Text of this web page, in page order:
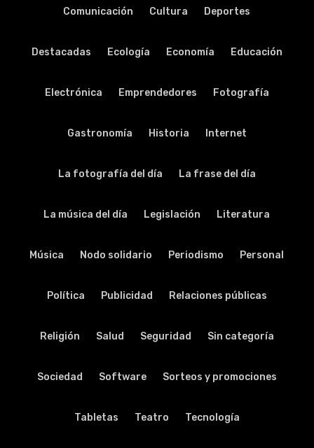
Comunicación Cultura Deportes
Destacadas Ecología Economía Educación
Electrónica Emprendedores Fotografía
Gastronomía Historia Internet
La fotografía del día La frase del día
La música del día Legislación Literatura
Música Nodo solidario Periodismo Personal
Política Publicidad Relaciones públicas
Religión Salud Seguridad Sin categoría
Sociedad Software Sorteos y promociones
Tabletas Teatro Tecnología